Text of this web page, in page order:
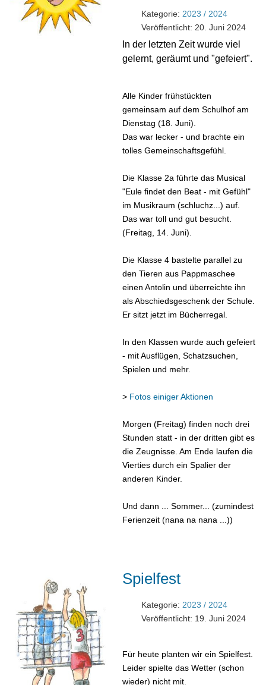
Kategorie:2023 / 2024
Veröffentlicht: 20. Juni 2024
In der letzten Zeit wurde viel
gelernt, geräumt und "gefeiert".
Alle Kinder frühstückten
gemeinsam auf dem Schulhof am
Dienstag (18. Juni).
Das war lecker - und brachte ein
tolles Gemeinschaftsgefühl.
Die Klasse 2a führte das Musical
"Eule findet den Beat - mit Gefühl"
im Musikraum (schluchz...) auf.
Das war toll und gut besucht.
(Freitag, 14. Juni).
Die Klasse 4 bastelte parallel zu
den Tieren aus Pappmaschee
einen Antolin und überreichte ihn
als Abschiedsgeschenk der Schule.
Er sitzt jetzt im Bücherregal.
In den Klassen wurde auch gefeiert
- mit Ausflügen, Schatzsuchen,
Spielen und mehr.
> Fotos einiger Aktionen
Morgen (Freitag) finden noch drei
Stunden statt - in der dritten gibt es
die Zeugnisse. Am Ende laufen die
Vierties durch ein Spalier der
anderen Kinder.
Und dann ... Sommer... (zumindest
Ferienzeit (nana na nana ...))
Spielfest
Kategorie:2023 / 2024
Veröffentlicht: 19. Juni 2024
Für heute planten wir ein Spielfest.
Leider spielte das Wetter (schon
wieder) nicht mit.